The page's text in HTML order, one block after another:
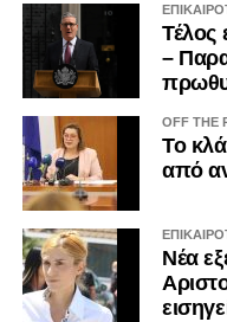
Τέλος
–
OFF THE
Το
από
Νέα